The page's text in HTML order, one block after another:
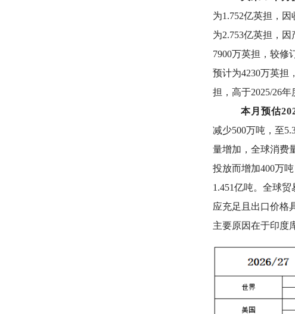
为1.752亿英担，
为2.753亿英担，
7900万英担，较修
预计为4230万英担
担，高于2025/26年
本月预估
减少500万吨，至
量增加，全球消费
投放而增加400万
1.451亿吨。全球
应充足且出口价格
主要原因在于印度